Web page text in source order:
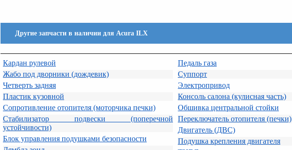
Другие запчасти в наличии для Acura ILX
Кардан рулевой
Жабо под дворники (дождевик)
Четверть задняя
Пластик кузовной
Сопротивление отопителя (моторчика печки)
Стабилизатор подвески (поперечной
устойчивости)
Блок управления подушками безопасности
Педаль газа
Суппорт
Электропривод
Консоль салона (кулисная часть)
Обшивка центральной стойки
Переключатель отопителя (печки)
Двигатель (ДВС)
Подушка крепления двигателя